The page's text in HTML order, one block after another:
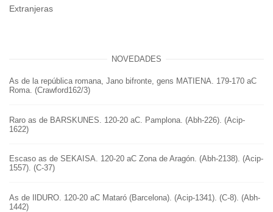
Extranjeras
NOVEDADES
As de la república romana, Jano bifronte, gens MATIENA. 179-170 aC
Roma. (Crawford162/3)
Raro as de BARSKUNES. 120-20 aC. Pamplona. (Abh-226). (Acip-
1622)
Escaso as de SEKAISA. 120-20 aC Zona de Aragón. (Abh-2138). (Acip-
1557). (C-37)
As de IlDURO. 120-20 aC Mataró (Barcelona). (Acip-1341). (C-8). (Abh-
1442)